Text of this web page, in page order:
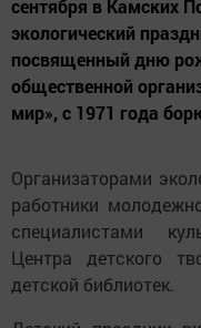
сентября в Камских
экологический
посвященный дню
общественной
мир», с 1971 года
Организаторами
работники
специалистами
Центра детского
детской библиотек.